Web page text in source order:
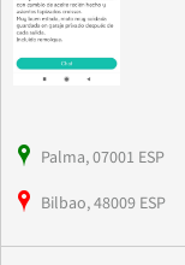
Palma, 07001 ESP
Bilbao, 48009 ESP